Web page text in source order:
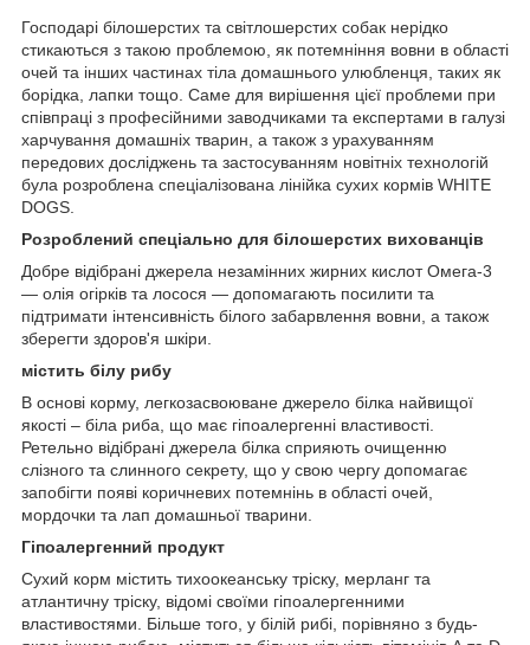
Господарі білошерстих та світлошерстих собак нерідко
стикаються з такою проблемою, як потемніння вовни в області
очей та інших частинах тіла домашнього улюбленця, таких як
борідка, лапки тощо. Саме для вирішення цієї проблеми при
співпраці з професійними заводчиками та експертами в галузі
харчування домашніх тварин, а також з урахуванням
передових досліджень та застосуванням новітніх технологій
була розроблена спеціалізована лінійка сухих кормів WHITE
DOGS.
Розроблений спеціально для білошерстих вихованців
Добре відібрані джерела незамінних жирних кислот Омега-3
— олія огірків та лосося — допомагають посилити та
підтримати інтенсивність білого забарвлення вовни, а також
зберегти здоров'я шкіри.
містить білу рибу
В основі корму, легкозасвоюване джерело білка найвищої
якості – біла риба, що має гіпоалергенні властивості.
Ретельно відібрані джерела білка сприяють очищенню
слізного та слинного секрету, що у свою чергу допомагає
запобігти появі коричневих потемнінь в області очей,
мордочки та лап домашньої тварини.
Гіпоалергенний продукт
Сухий корм містить тихоокеанську тріску, мерланг та
атлантичну тріску, відомі своїми гіпоалергенними
властивостями. Більше того, у білій рибі, порівняно з будь-